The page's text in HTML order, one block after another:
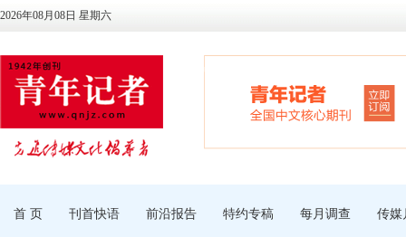
2026年08月08日 星期六
首 页 刊首快语 前沿报告 特约专稿 每月调查 传媒